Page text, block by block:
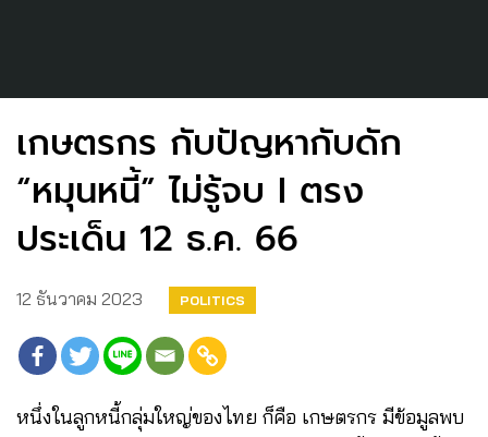
เกษตรกร กับปัญหากับดัก
“หมุนหนี้” ไม่รู้จบ I ตรง
ประเด็น 12 ธ.ค. 66
12 ธันวาคม 2023 POLITICS
หนึ่งในลูกหนี้กลุ่มใหญ่ของไทย ก็คือ เกษตรกร มีข้อมูลพบ